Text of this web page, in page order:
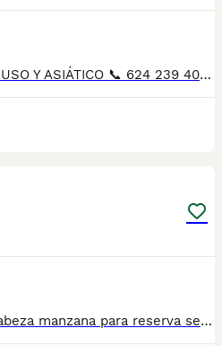
PRECIOSOS CHIHUAHUA RUSO Y ASIÁTICO 📞 624 239 408, raza pura 50 por ciento RUSO patitas corta muy chato muy lista y obediente, ideal para piso es muy cariñoso y juguetón Varios colores, cremas , bicolores . lila desde 700€ A 1200€, SEGUN COLOR Y SEXO DEL CHIHUAHUA precios reales si entráis en la wed : MUNDOCHIHUAHUA.ES TENEMOS CANICHES, CHIHUAHUA, MALTIPOL, POMERANIA, BICHON MALTES 🧾 Cartilla veterinaria 🩺 Vacunaciones y desparasitaciones al día 📄 Contrato de garantía 🚚 Envíos a toda España, 💳 Pago a la entrega, contra reembolso 📞 624 239 408 📹 Vídeos y más información por WhatsApp 🌐 MUNDOCHIHUAHUA.ES
Precioso chihuahua lilac cabeza manzana para reserva se entregan con 2 meses con vacunas al dia, desparacitado y contrato QUIERES UN CHIHUAHUA? A QUE ESPERAS PA LLAMARNOS😊🐶